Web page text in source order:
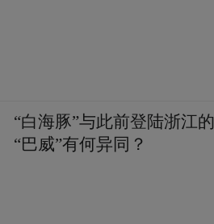
“白海豚”与此前登陆浙江的
“巴威”有何异同？